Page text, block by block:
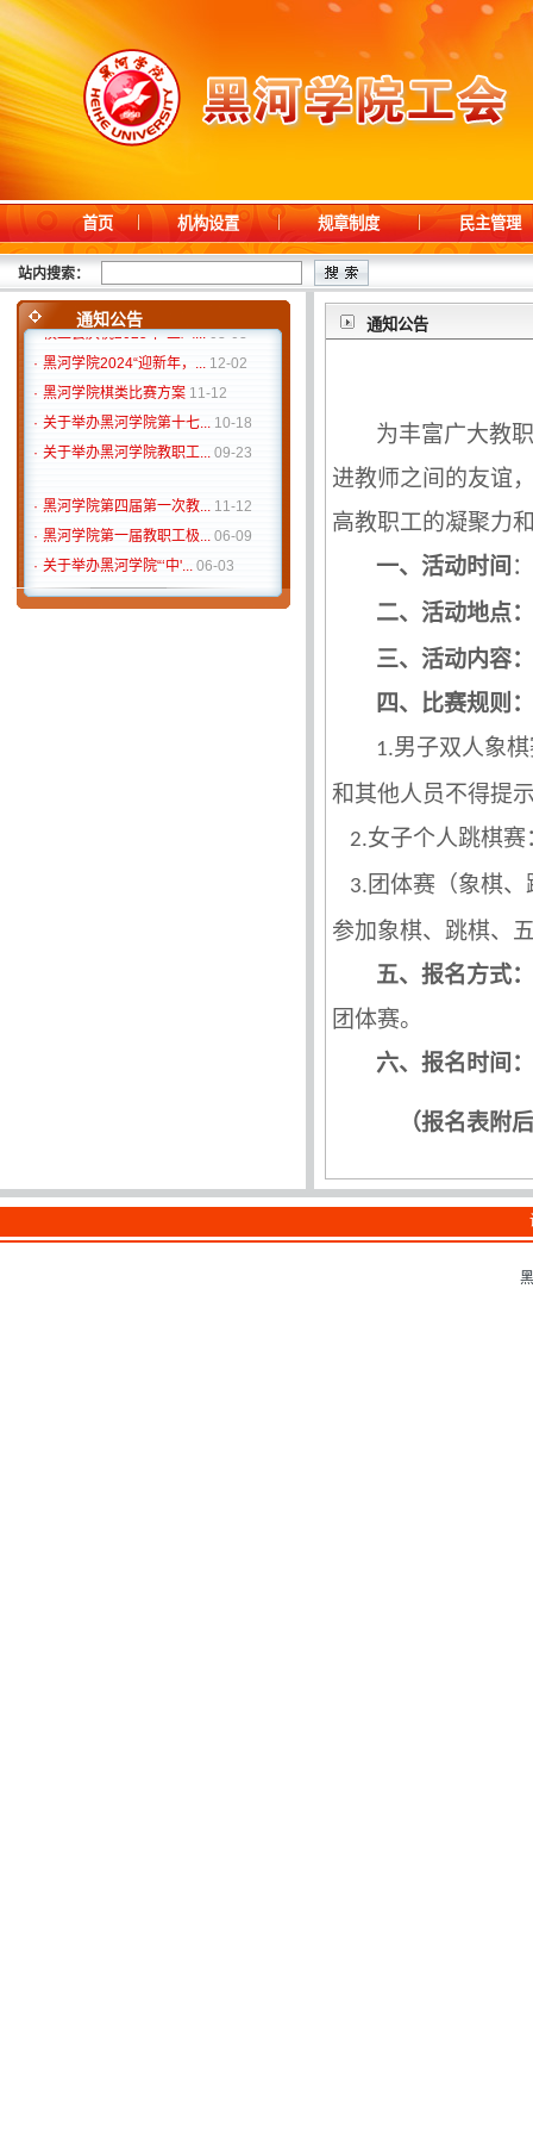
首页 机构设置 规章制度 民主管理
站内搜索：
通知公告
· 黑河学院第一届教职工极... 06-09
· 关于举办黑河学院“‘中'... 06-03
· 校工会庆祝2025年“三八... 03-03
黑河学院2024“迎新年，...
12-02
黑河学院棋类比赛方案 11-12
关于举办黑河学院第十七...
10-18
关于举办黑河学院教职工... 09-23
黑河学院第四届第一次教...
11-12
黑河学院第一届教职工极...
06-09
关于举办黑河学院“‘中'...
06-03
校工会庆祝2025年“三八... 03-03
通知公告
为丰富广大教
进教师之间的友谊
高教职工的凝聚力
一、活动时间
二、活动地点
三、活动内容
四、比赛规则
1.男子双人象
和其他人员不得提
2.女子个人跳棋赛
3. 团体赛（象棋
参加象棋、跳棋、
五、报名方式
团体赛。
六、报名时间
（报名表附